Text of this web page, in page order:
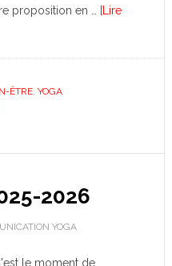
proposition en …
[Lire
ÊTRE, YOGA
2026
YOGA
le moment de